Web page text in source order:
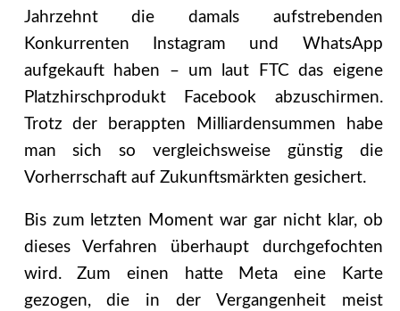
Jahrzehnt die damals aufstrebenden
Konkurrenten Instagram und WhatsApp
aufgekauft haben – um laut FTC das eigene
Platzhirschprodukt Facebook abzuschirmen.
Trotz der berappten Milliardensummen habe
man sich so vergleichsweise günstig die
Vorherrschaft auf Zukunftsmärkten gesichert.
Bis zum letzten Moment war gar nicht klar, ob
dieses Verfahren überhaupt durchgefochten
wird. Zum einen hatte Meta eine Karte
gezogen, die in der Vergangenheit meist